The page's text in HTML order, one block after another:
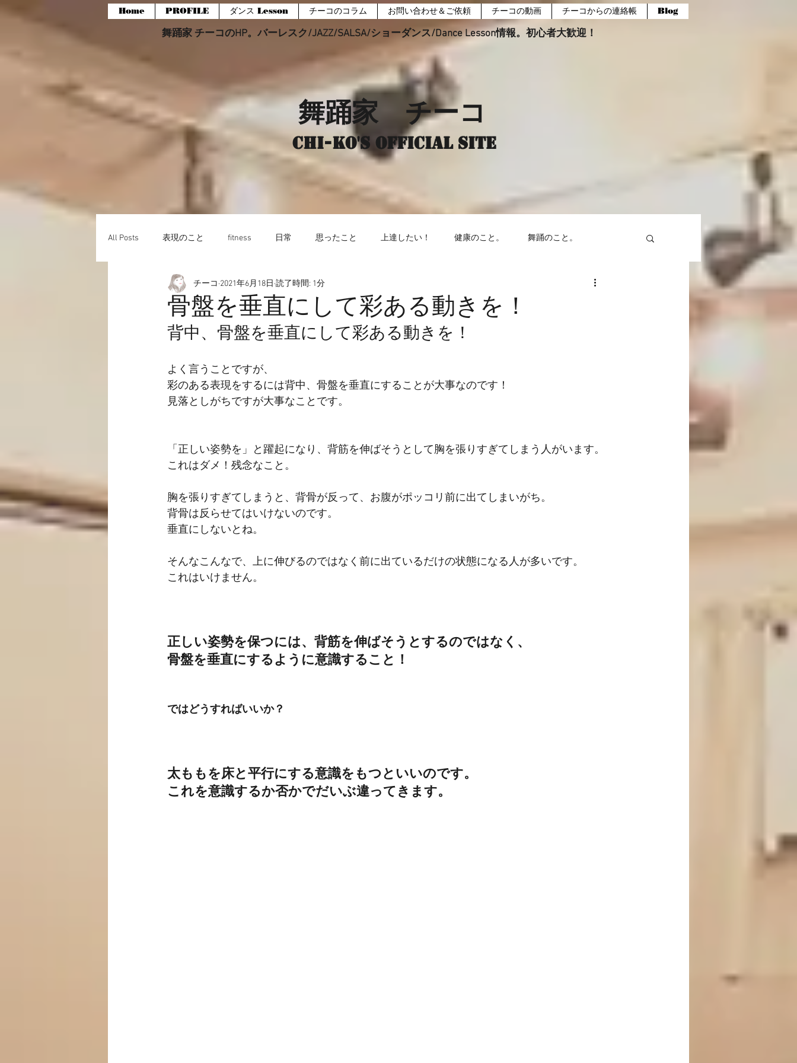
Home PROFILE ダンス Lesson チーコのコラム お問い合わせ＆ご依頼 チーコの動画 チーコからの連絡帳 Blog
舞踊家 チーコのHP。バーレスク/JAZZ/SALSA/ショーダンス/Dance Lesson情報。初心者大歓迎！
舞踊家 チーコ
Chi-ko's Official site
All Posts 表現のこと fitness 日常 思ったこと 上達したい！ 健康のこと。 舞踊のこと。
愉快なこと 動画☆
骨盤を垂直にして彩ある動きを！
チーコ 2021年6月18日 読了時間: 1分
背中、骨盤を垂直にして彩ある動きを！
よく言うことですが、
彩のある表現をするには背中、骨盤を垂直にすることが大事なのです！
見落としがちですが大事なことです。
「正しい姿勢を」と躍起になり、背筋を伸ばそうとして胸を張りすぎてしまう人がいます。
これはダメ！残念なこと。
胸を張りすぎてしまうと、背骨が反って、お腹がポッコリ前に出てしまいがち。
背骨は反らせてはいけないのです。
垂直にしないとね。
そんなこんなで、上に伸びるのではなく前に出ているだけの状態になる人が多いです。
これはいけません。
正しい姿勢を保つには、背筋を伸ばそうとするのではなく、
骨盤を垂直にするように意識すること！
ではどうすればいいか？
太ももを床と平行にする意識をもつといいのです。
これを意識するか否かでだいぶ違ってきます。